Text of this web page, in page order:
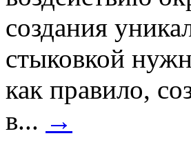
создания
стыковкой
как правило,
в... →